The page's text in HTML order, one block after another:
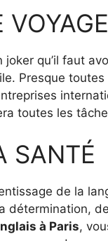
VOYAGE
joker qu’il faut
Presque
toutes les
SANTÉ
de la
détermination,
à Paris,